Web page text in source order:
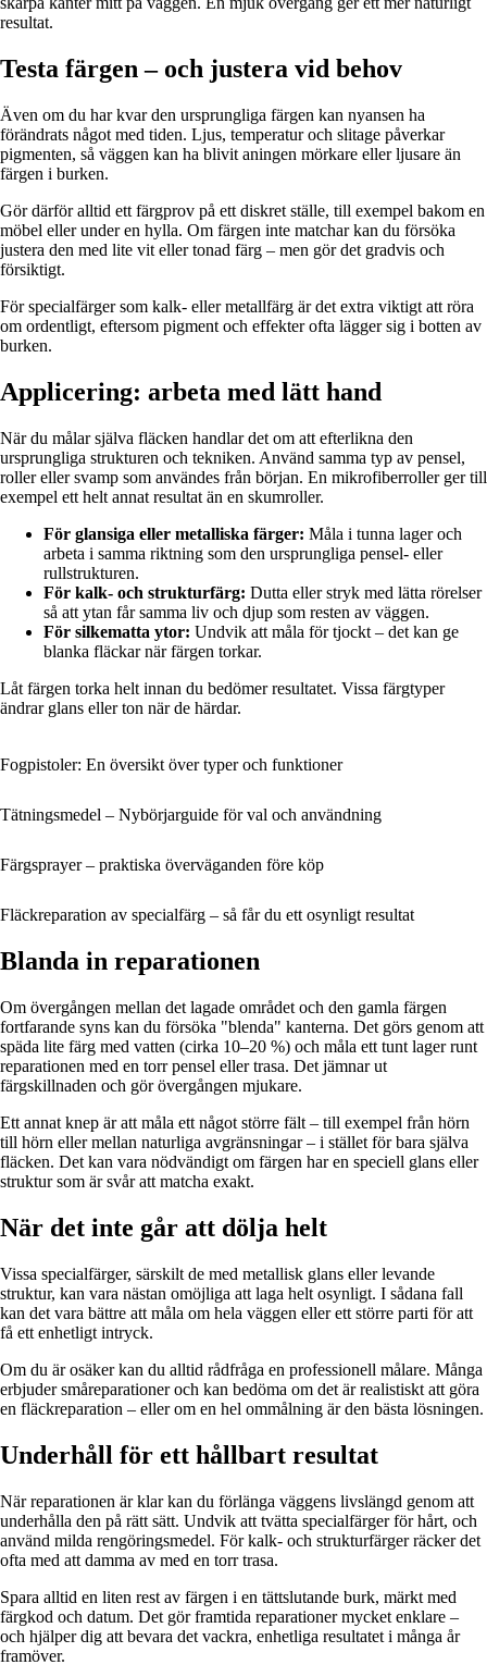
resultat.
Testa färgen – och justera vid behov
Även om du har kvar den ursprungliga färgen kan nyansen ha
förändrats något med tiden. Ljus, temperatur och slitage påverkar
pigmenten, så väggen kan ha blivit aningen mörkare eller ljusare än
färgen i burken.
Gör därför alltid ett färgprov på ett diskret ställe, till exempel bakom en
möbel eller under en hylla. Om färgen inte matchar kan du försöka
justera den med lite vit eller tonad färg – men gör det gradvis och
försiktigt.
För specialfärger som kalk- eller metallfärg är det extra viktigt att röra
om ordentligt, eftersom pigment och effekter ofta lägger sig i botten av
burken.
Applicering: arbeta med lätt hand
När du målar själva fläcken handlar det om att efterlikna den
ursprungliga strukturen och tekniken. Använd samma typ av pensel,
roller eller svamp som användes från början. En mikrofiberroller ger till
exempel ett helt annat resultat än en skumroller.
För glansiga eller metalliska färger: Måla i tunna lager och
arbeta i samma riktning som den ursprungliga pensel- eller
rullstrukturen.
För kalk- och strukturfärg: Dutta eller stryk med lätta rörelser
så att ytan får samma liv och djup som resten av väggen.
För silkematta ytor: Undvik att måla för tjockt – det kan ge
blanka fläckar när färgen torkar.
Låt färgen torka helt innan du bedömer resultatet. Vissa färgtyper
ändrar glans eller ton när de härdar.
Fogpistoler: En översikt över typer och funktioner
Tätningsmedel – Nybörjarguide för val och användning
Färgsprayer – praktiska överväganden före köp
Fläckreparation av specialfärg – så får du ett osynligt resultat
Blanda in reparationen
Om övergången mellan det lagade området och den gamla färgen
fortfarande syns kan du försöka "blenda" kanterna. Det görs genom att
späda lite färg med vatten (cirka 10–20 %) och måla ett tunt lager runt
reparationen med en torr pensel eller trasa. Det jämnar ut
färgskillnaden och gör övergången mjukare.
Ett annat knep är att måla ett något större fält – till exempel från hörn
till hörn eller mellan naturliga avgränsningar – i stället för bara själva
fläcken. Det kan vara nödvändigt om färgen har en speciell glans eller
struktur som är svår att matcha exakt.
När det inte går att dölja helt
Vissa specialfärger, särskilt de med metallisk glans eller levande
struktur, kan vara nästan omöjliga att laga helt osynligt. I sådana fall
kan det vara bättre att måla om hela väggen eller ett större parti för att
få ett enhetligt intryck.
Om du är osäker kan du alltid rådfråga en professionell målare. Många
erbjuder småreparationer och kan bedöma om det är realistiskt att göra
en fläckreparation – eller om en hel ommålning är den bästa lösningen.
Underhåll för ett hållbart resultat
När reparationen är klar kan du förlänga väggens livslängd genom att
underhålla den på rätt sätt. Undvik att tvätta specialfärger för hårt, och
använd milda rengöringsmedel. För kalk- och strukturfärger räcker det
ofta med att damma av med en torr trasa.
Spara alltid en liten rest av färgen i en tättslutande burk, märkt med
färgkod och datum. Det gör framtida reparationer mycket enklare –
och hjälper dig att bevara det vackra, enhetliga resultatet i många år
framöver.